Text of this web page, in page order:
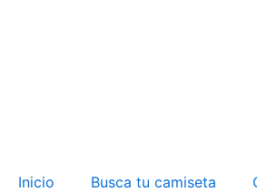
Inicio Busca tu camiseta